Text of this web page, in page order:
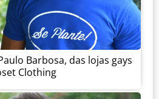
Barbosa, das lojas gays
Clothing